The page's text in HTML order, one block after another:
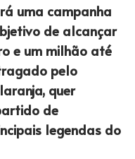
uma campanha
de alcançar
e um milhão até
pelo
quer
de
legendas do